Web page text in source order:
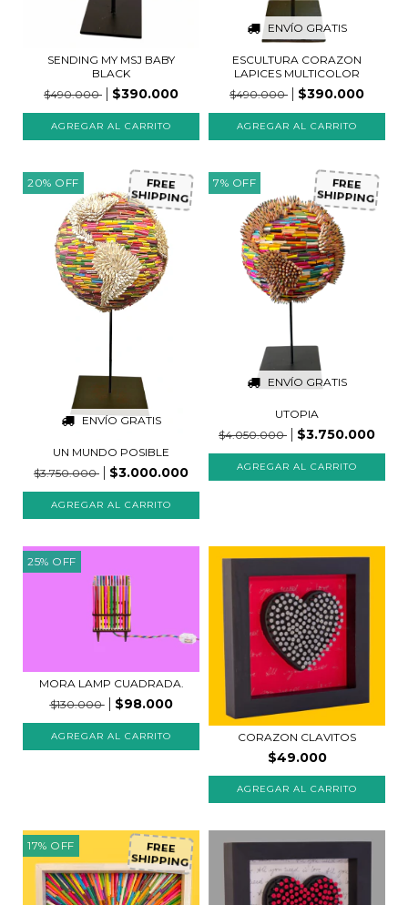
SENDING MY MSJ BABY
BLACK
$490.000
$390.000
ENVÍO GRATIS
ESCULTURA CORAZON
LAPICES MULTICOLOR
$490.000
$390.000
20% OFF
ENVÍO GRATIS
FREE
SHIPPING
UN MUNDO POSIBLE
$3.750.000
$3.000.000
7% OFF
ENVÍO GRATIS
FREE
SHIPPING
UTOPIA
$4.050.000
$3.750.000
25% OFF
MORA LAMP CUADRADA.
$130.000
$98.000
CORAZON CLAVITOS
$49.000
AGREGAR AL CARRITO
17% OFF FREE
SHIPPING